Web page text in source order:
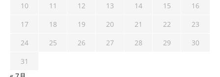
10
11 12 13 14 15
16
17
18 19 20 21 22
23
24
25 26 27 28 29
30
31